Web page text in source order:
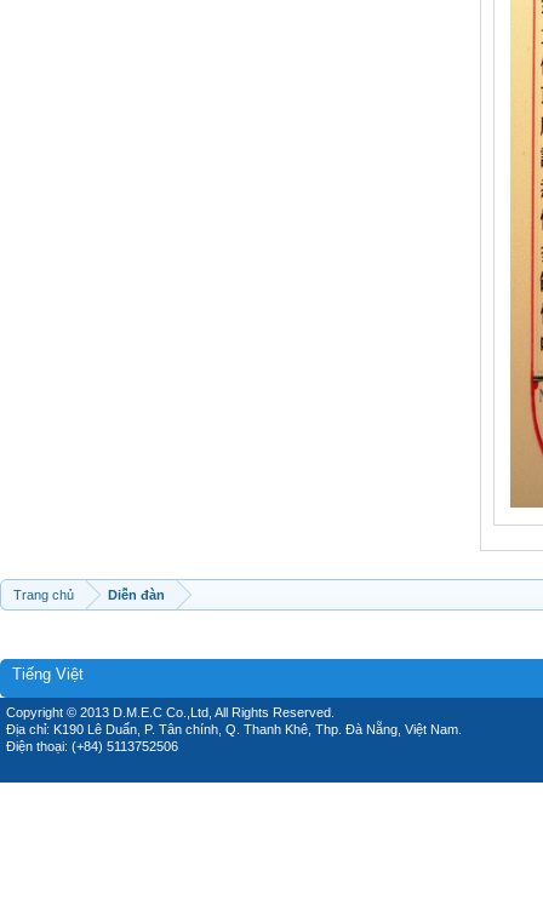
Trang chủ Diễn đàn
Tiếng Việt
Copyright © 2013 D.M.E.C Co.,Ltd, All Rights Reserved.
Địa chỉ: K190 Lê Duẩn, P. Tân chính, Q. Thanh Khê, Thp. Đà Nẵng, Việt Nam.
Điện thoại: (+84) 5113752506